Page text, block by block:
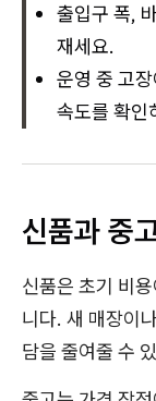
출입구 폭,
재세요.
운영 중 고
속도를 확인
신품과 중
신품은 초기 비
니다. 새 매장이
담을 줄여줄 수